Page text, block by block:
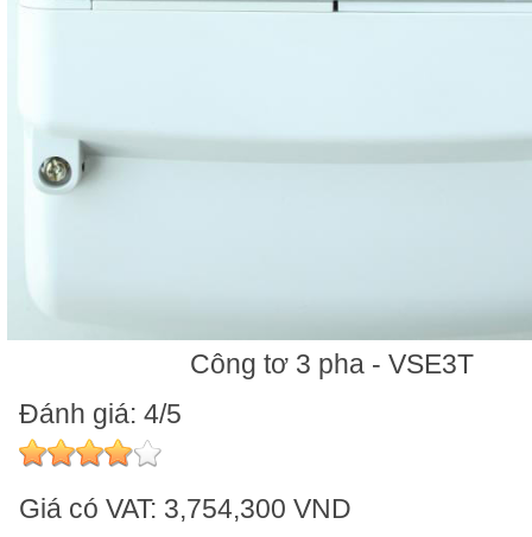
Công tơ 3 pha - VSE3T
Đánh giá: 4/5
Giá có VAT: 3,754,300 VND